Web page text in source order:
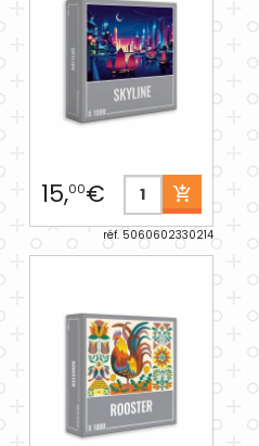
15,00€
réf. 5060602330214